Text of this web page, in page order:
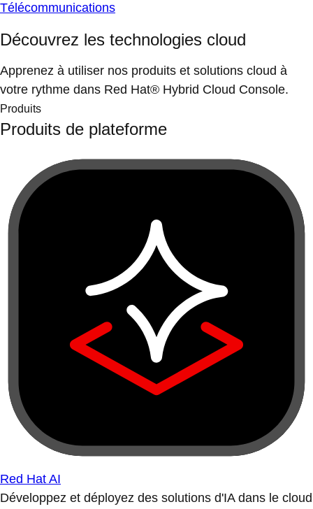
Télécommunications
Découvrez les technologies cloud
Apprenez à utiliser nos produits et solutions cloud à
votre rythme dans Red Hat® Hybrid Cloud Console.
Produits
Produits de plateforme
Red Hat AI
Développez et déployez des solutions d'IA dans le cloud